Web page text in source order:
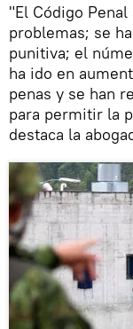
"El Código
problemas; se
punitiva; el
ha ido en
penas y se han
para permitir la
destaca la